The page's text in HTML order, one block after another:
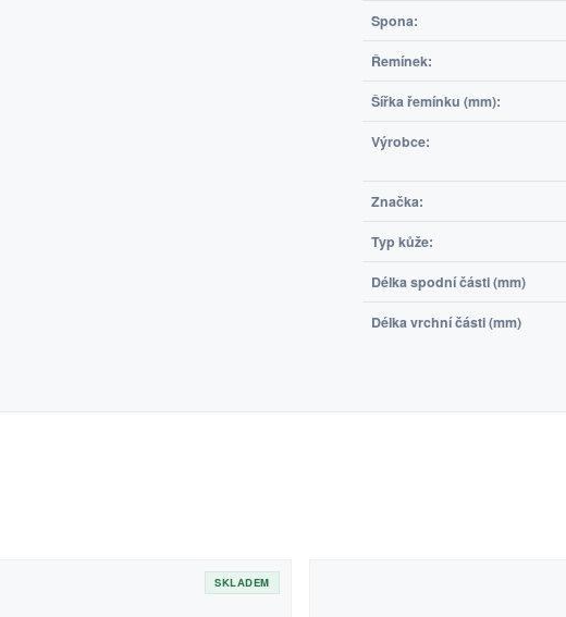
Spona:
Řemínek:
Šířka řemínku (mm):
Výrobce:
Značka:
Typ kůže:
Délka spodní části (mm)
Délka vrchní části (mm)
SKLADEM